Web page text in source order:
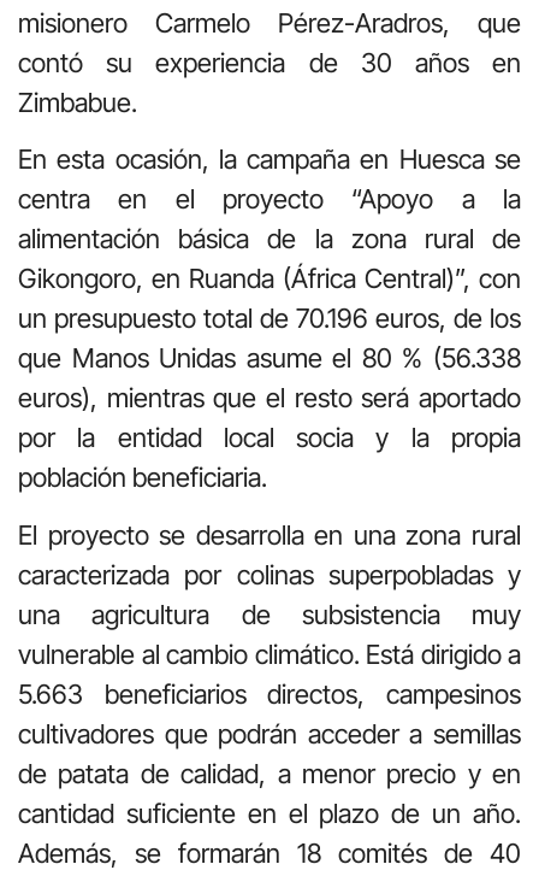
misionero Carmelo Pérez-Aradros, que
contó su experiencia de 30 años en
Zimbabue.
En esta ocasión, la campaña en Huesca se
centra en el proyecto “Apoyo a la
alimentación básica de la zona rural de
Gikongoro, en Ruanda (África Central)”, con
un presupuesto total de 70.196 euros, de los
que Manos Unidas asume el 80 % (56.338
euros), mientras que el resto será aportado
por la entidad local socia y la propia
población beneficiaria.
El proyecto se desarrolla en una zona rural
caracterizada por colinas superpobladas y
una agricultura de subsistencia muy
vulnerable al cambio climático. Está dirigido a
5.663 beneficiarios directos, campesinos
cultivadores que podrán acceder a semillas
de patata de calidad, a menor precio y en
cantidad suficiente en el plazo de un año.
Además, se formarán 18 comités de 40